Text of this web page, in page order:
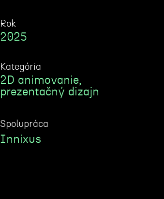
Rok
2025
Kategória
2D animovanie,
prezentačný dizajn
Spolupráca
Innixus